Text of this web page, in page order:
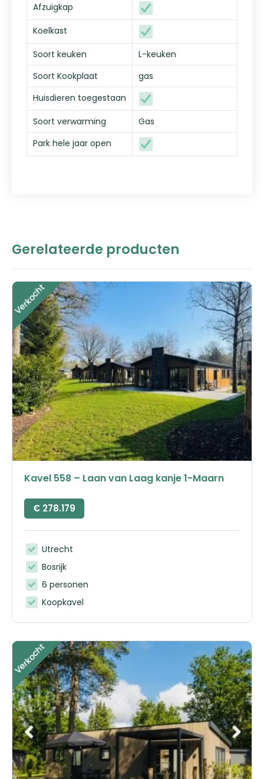
Afzuigkap
Koelkast
Soort keuken
L-keuken
Soort Kookplaat
gas
Huisdieren toegestaan
Soort verwarming
Gas
Park hele jaar open
Gerelateerde producten
Kavel 558 – Laan van Laag kanje 1-Maarn
€ 278.179
Utrecht
Bosrijk
6 personen
Koopkavel